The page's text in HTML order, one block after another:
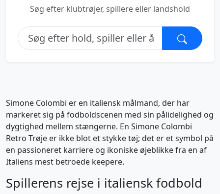
Søg efter klubtrøjer, spillere eller landshold
Simone Colombi er en italiensk målmand, der har
markeret sig på fodboldscenen med sin pålidelighed og
dygtighed mellem stængerne. En Simone Colombi
Retro Trøje er ikke blot et stykke tøj; det er et symbol på
en passioneret karriere og ikoniske øjeblikke fra en af
Italiens mest betroede keepere.
Spillerens rejse i italiensk fodbold